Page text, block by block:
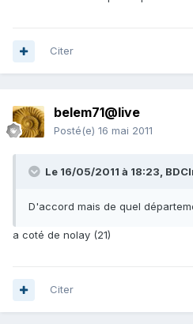
Citer
belem71@live
Posté(e) 16 mai 2011
Le 16/05/2011 à 18:23,
D'accord mais de quel
a coté de nolay (21)
Citer